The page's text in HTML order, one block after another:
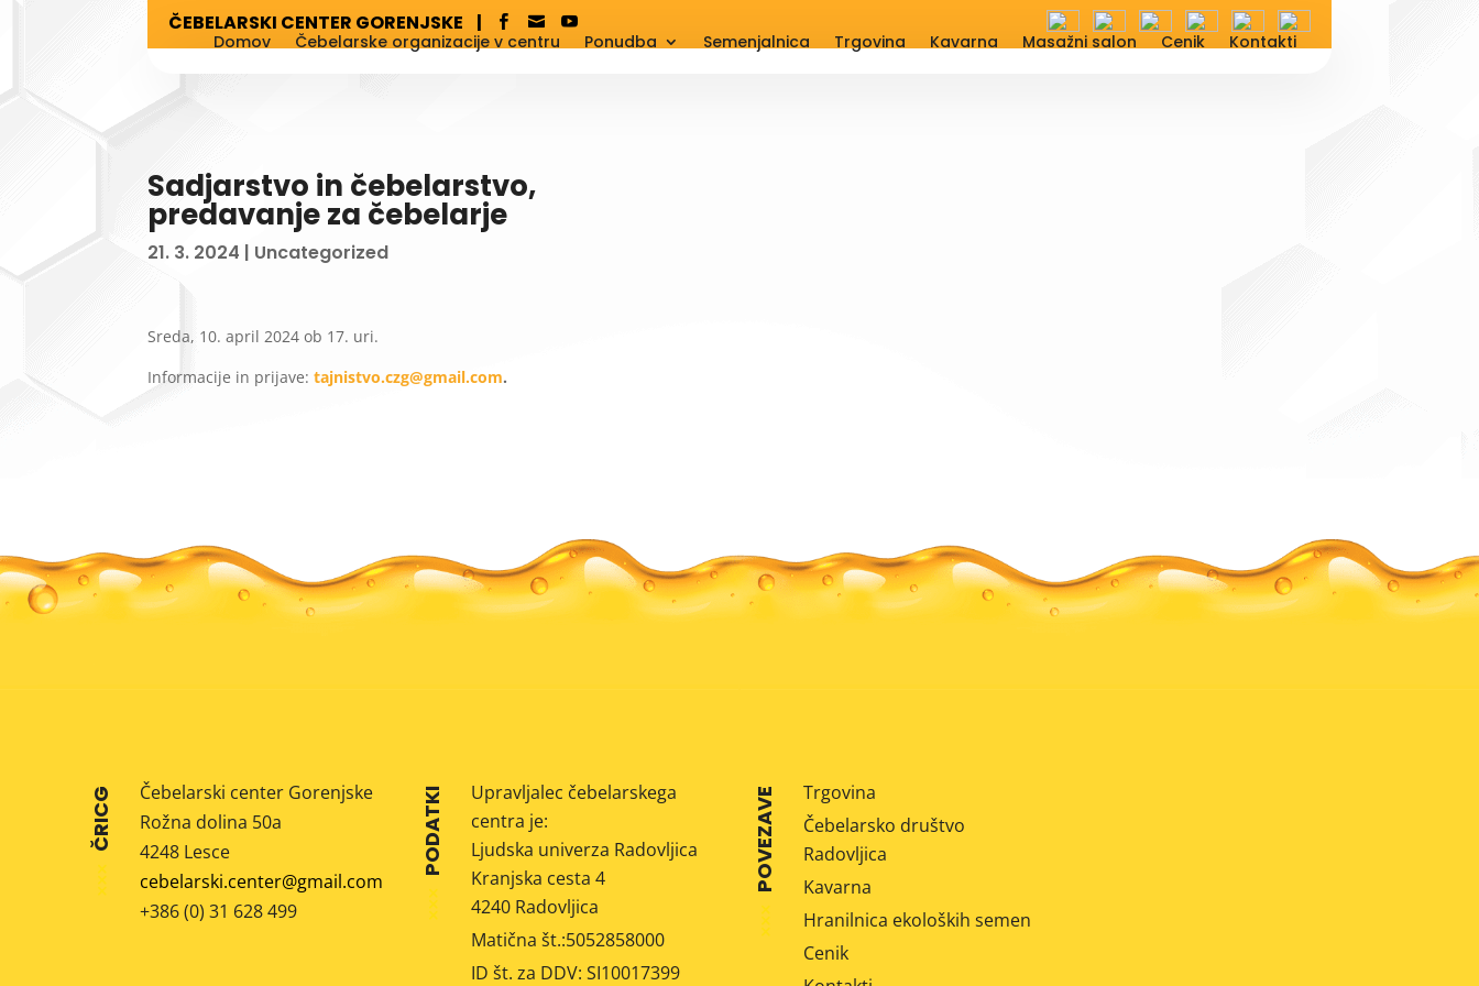
ČEBELARSKI CENTER GORENJSKE |   
Domov Čebelarske organizacije v centru Ponudba Semenjalnica Trgovina Kavarna Masažni salon Cenik Kontakti
Sadjarstvo in čebelarstvo,
predavanje za čebelarje
21. 3. 2024 | Uncategorized
Sreda, 10. april 2024 ob 17. uri.
Informacije in prijave:tajnistvo.czg@gmail.com.
ČRICG
Čebelarski center Gorenjske
Rožna dolina 50a
4248 Lesce
cebelarski.center@gmail.com
+386 (0) 31 628 499
PODATKI
Upravljalec čebelarskega
centra je:
Ljudska univerza Radovljica
Kranjska cesta 4
4240 Radovljica
Matična št.:5052858000
ID št. za DDV: SI10017399
POVEZAVE
Trgovina
Čebelarsko društvo
Radovljica
Kavarna
Hranilnica ekoloških semen
Cenik